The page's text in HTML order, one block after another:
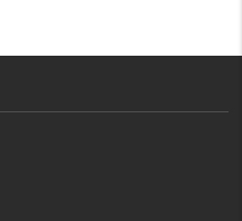
Silky
355